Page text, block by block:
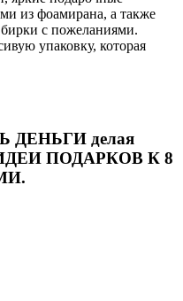
из фоамирана, а также
с пожеланиями.
упаковку, которая
ДЕНЬГИ делая
ИДЕИ ПОДАРКОВ К 8